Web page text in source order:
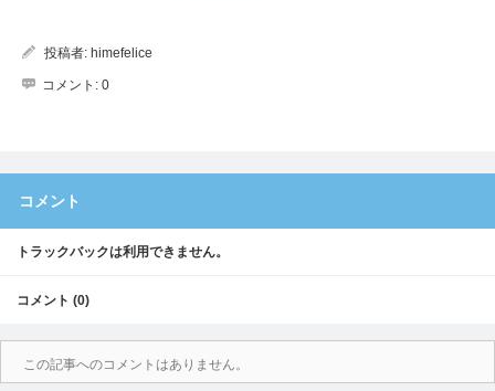
投稿者: himefelice
コメント: 0
コメント
トラックバックは利用できません。
コメント (0)
この記事へのコメントはありません。